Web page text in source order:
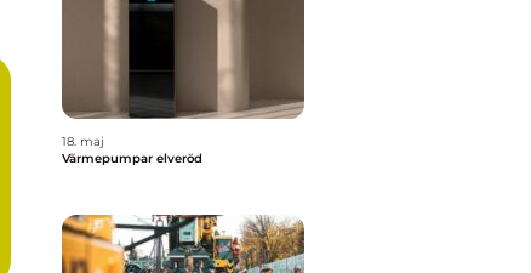
18. maj
Värmepumpar elveröd